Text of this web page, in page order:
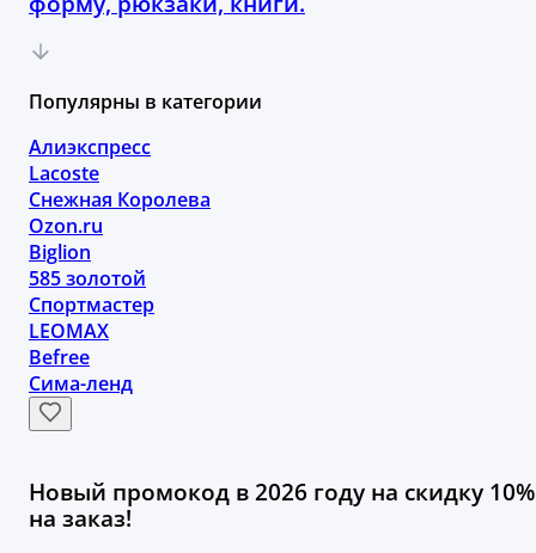
Популярны в категории
Алиэкспресс
Lacoste
Снежная Королева
Ozon.ru
Biglion
585 золотой
Спортмастер
LEOMAX
Befree
Сима-ленд
Новый промокод в 2026 году на скидку 10%
на заказ!